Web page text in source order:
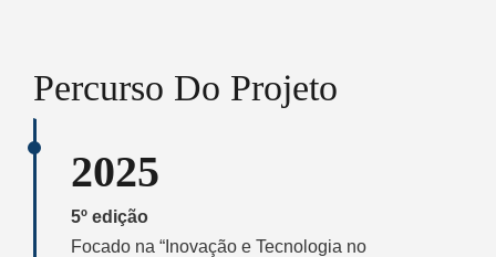
Percurso Do Projeto
2025
5º edição
Focado na “Inovação e Tecnologia no